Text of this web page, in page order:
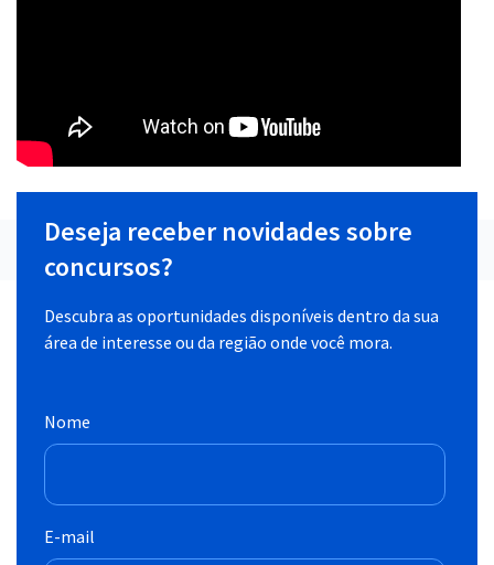
Deseja receber novidades sobre
concursos?
Descubra as oportunidades disponíveis dentro da sua
área de interesse ou da região onde você mora.
Nome
E-mail